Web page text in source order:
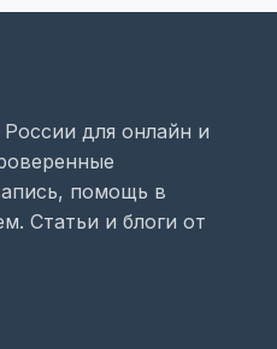
для онлайн и
помощь в
Статьи и блоги от